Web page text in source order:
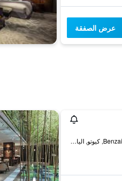
عرض الصفقة
3-33, Benzaitencho, Higashiyama-ku, كيوتو, اليابان